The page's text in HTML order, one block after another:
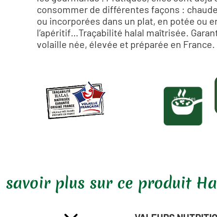
consommer de différentes façons :
ou incorporées dans un plat, en potée ou
l’apéritif…Traçabilité halal maîtrisée.
volaille née, élevée et préparée en France.
15 minutes
savoir plus sur ce produit